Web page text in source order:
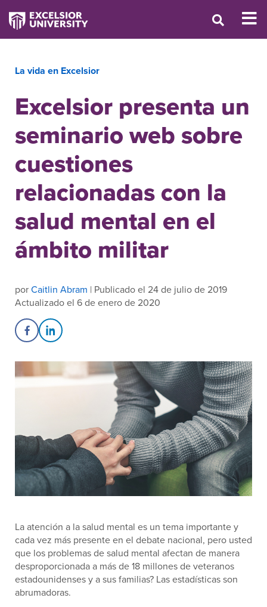
La vida en Excelsior
Excelsior presenta un
seminario web sobre
cuestiones
relacionadas con la
salud mental en el
ámbito militar
porCaitlin Abram | Publicado el 24 de julio de 2019
Actualizado el 6 de enero de 2020
Share on Facebook
Share on LinkedIn
La atención a la salud mental es un tema importante y
cada vez más presente en el debate nacional, pero usted
que los problemas de salud mental afectan de manera
desproporcionada a más de 18 millones de veteranos
estadounidenses y a sus familias? Las estadísticas son
abrumadoras.